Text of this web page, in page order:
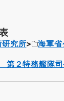
究所 海軍
第２特務艦隊